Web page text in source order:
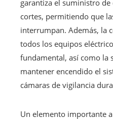
garantiza el suministro
cortes, permitiendo que
interrumpan. Además, la
todos los equipos
fundamental, así como la
mantener encendido el
cámaras de vigilancia
Un elemento importante